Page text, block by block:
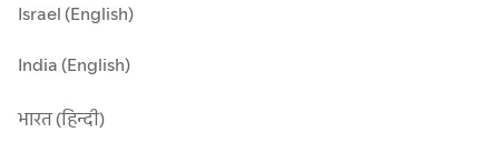
Israel (English)
India (English)
भारत (हिन्दी)